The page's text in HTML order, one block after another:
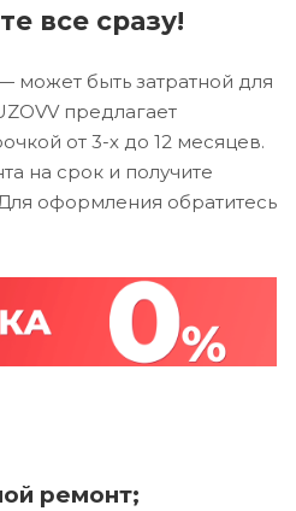
все сразу!
может быть затратной для
предлагает
от 3-х до 12 месяцев.
на срок и получите
оформления обратитесь
ремонт;